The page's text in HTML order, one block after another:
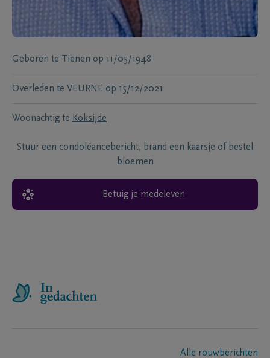
Geboren te Tienen op 11/05/1948
Overleden te VEURNE op 15/12/2021
Woonachtig te Koksijde
Stuur een condoléancebericht, brand een kaarsje of bestel
bloemen
Betuig je medeleven
Alle rouwberichten